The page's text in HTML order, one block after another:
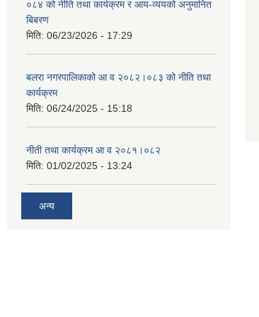
०८४ को नीति तथा कार्यक्रम र आय-व्ययको अनुमानित
बिबरण
मिति: 06/23/2026 - 17:29
बलरा नगरपालिकाको आ व २०८२।०८३ को नीति तथा
कार्यक्रम
मिति: 06/24/2025 - 15:18
नीती तथा कार्यक्रम आ व २०८१।०८२
मिति: 01/02/2025 - 13:24
अन्य